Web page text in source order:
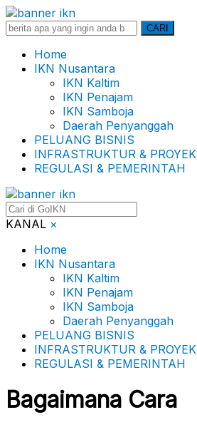
Search
CARI
Home
IKN Nusantara
IKN Kaltim
IKN Penajam
IKN Samboja
Daerah Penyanggah
PELUANG BISNIS
INFRASTRUKTUR & PROYEK
REGULASI & PEMERINTAH
KANAL ×
Home
IKN Nusantara
IKN Kaltim
IKN Penajam
IKN Samboja
Daerah Penyanggah
PELUANG BISNIS
INFRASTRUKTUR & PROYEK
REGULASI & PEMERINTAH
Bagaimana Cara